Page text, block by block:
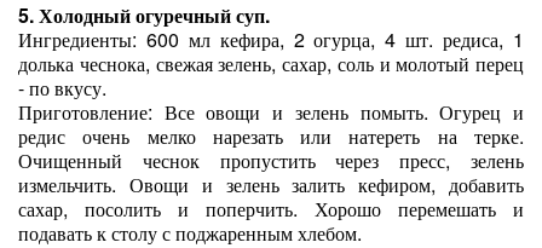
5. Холодный огуречный суп.
Ингредиенты: 600 мл кефира, 2 огурца, 4 шт. редиса, 1
долька чеснока, свежая зелень, сахар, соль и молотый перец
- по вкусу.
Приготовление: Все овощи и зелень помыть. Огурец и
редис очень мелко нарезать или натереть на терке.
Очищенный чеснок пропустить через пресс, зелень
измельчить. Овощи и зелень залить кефиром, добавить
сахар, посолить и поперчить. Хорошо перемешать и
подавать к столу с поджаренным хлебом.